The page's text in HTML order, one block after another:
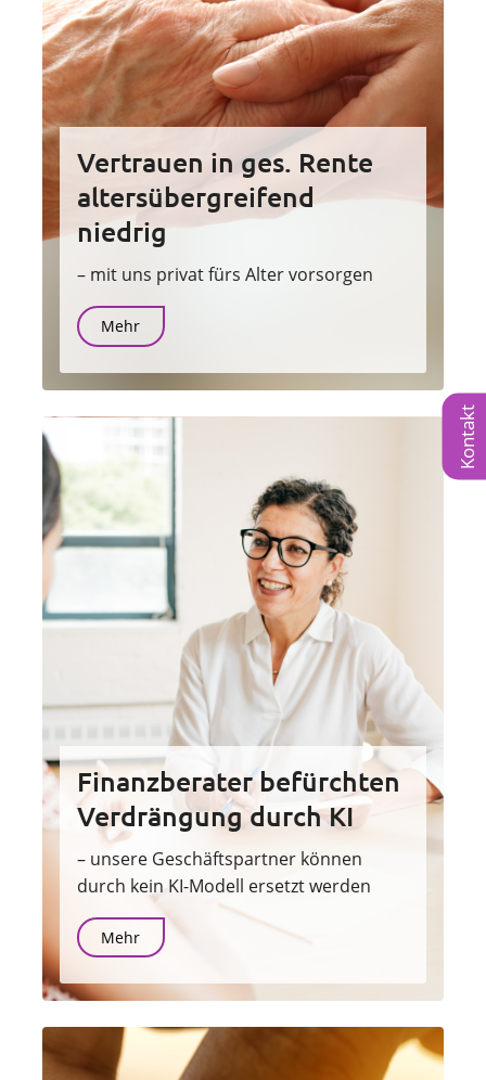
Vertrauen in ges. Rente
altersübergreifend
niedrig
– mit uns privat fürs Alter vorsorgen
Mehr
Finanzberater befürchten
Verdrängung durch KI
– unsere Geschäftspartner können
durch kein KI-Modell ersetzt werden
Mehr
Kontakt